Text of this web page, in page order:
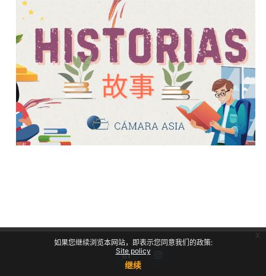
如果您继续浏览本网站，即表示您同意我们的政策:
Site policy
继续
x